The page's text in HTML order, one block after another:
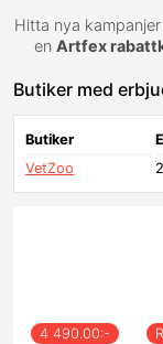
Hitta nya
en Artfex
Butiker med
Butiker
VetZoo
4 490.00:-